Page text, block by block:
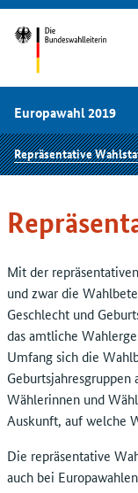
Europawahl 2019
Repräsentative
Mit der
und zwar die
Geschlecht und
das amtliche
Umfang sich die
Wählerinnen und
Auskunft, auf welche
Die repräsentative
auch bei